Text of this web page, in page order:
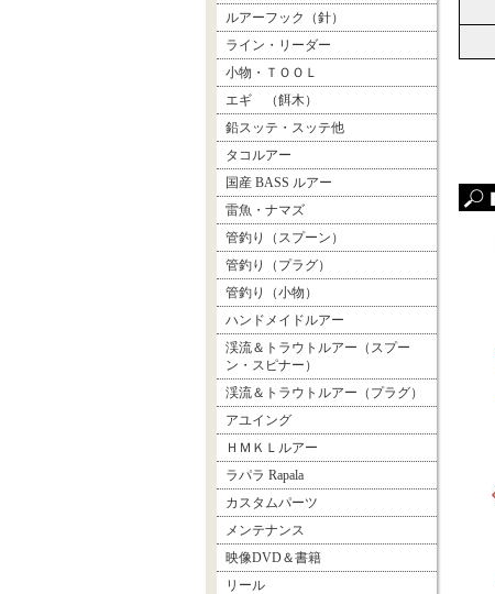
ルアーフック（針）
ライン・リーダー
小物・ＴＯＯＬ
エギ （餌木）
鉛スッテ・スッテ他
タコルアー
国産 BASS ルアー
雷魚・ナマズ
管釣り（スプーン）
管釣り（プラグ）
管釣り（小物）
ハンドメイドルアー
渓流＆トラウトルアー（スプー
ン・スピナー）
渓流＆トラウトルアー（プラグ）
アユイング
ＨＭＫＬルアー
ラパラ Rapala
カスタムパーツ
メンテナンス
映像DVD＆書籍
リール